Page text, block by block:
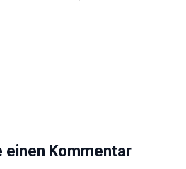
einen Kommentar